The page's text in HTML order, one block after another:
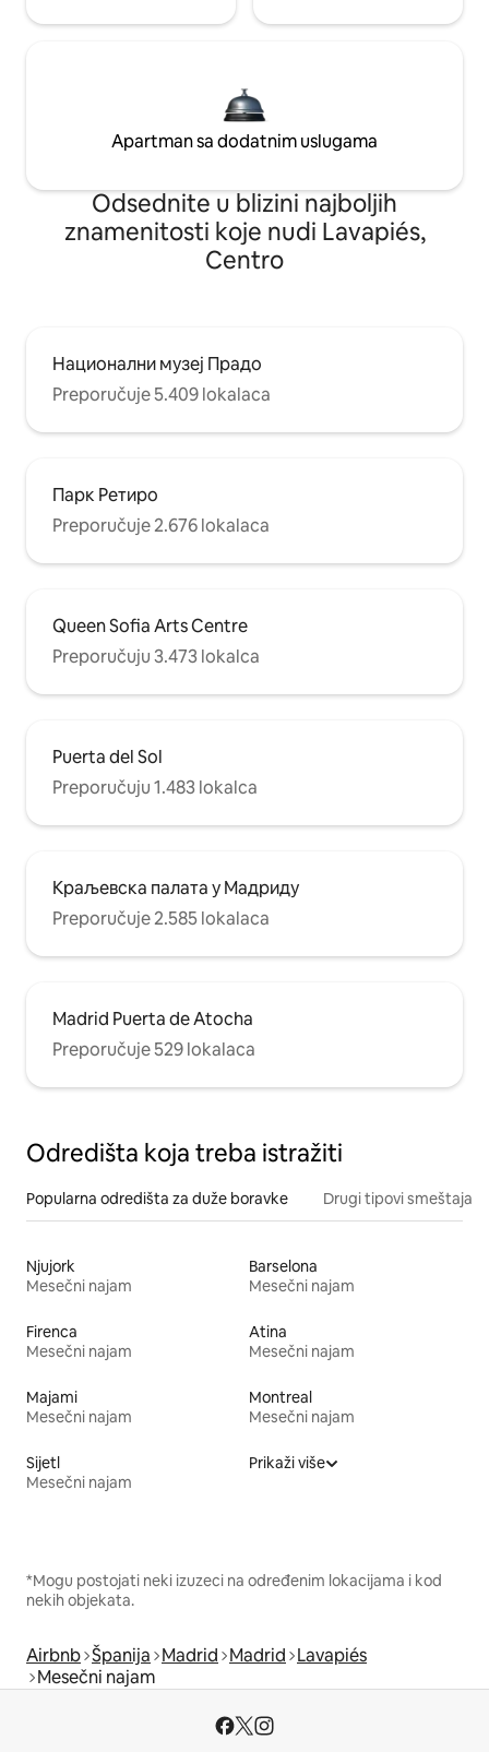
Apartman sa dodatnim uslugama
Odsednite u blizini najboljih
znamenitosti koje nudi Lavapiés,
Centro
Национални музеј Прадо
Preporučuje 5.409 lokalaca
Парк Ретиро
Preporučuje 2.676 lokalaca
Queen Sofia Arts Centre
Preporučuju 3.473 lokalca
Puerta del Sol
Preporučuju 1.483 lokalca
Краљевска палата у Мадриду
Preporučuje 2.585 lokalaca
Madrid Puerta de Atocha
Preporučuje 529 lokalaca
Odredišta koja treba istražiti
Popularna odredišta za duže boravke Drugi tipovi smeštaja
Njujork
Mesečni najam
Barselona
Mesečni najam
Firenca
Mesečni najam
Atina
Mesečni najam
Majami
Mesečni najam
Montreal
Mesečni najam
Sijetl
Mesečni najam
Prikaži više
*Mogu postojati neki izuzeci na određenim lokacijama i kod
nekih objekata.
Airbnb Španija Madrid Madrid Lavapiés
Mesečni najam